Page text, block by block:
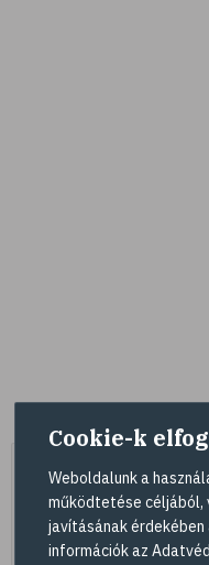
Cookie-k
Weboldalunk a
működtetése céljából,
javításának
információk az